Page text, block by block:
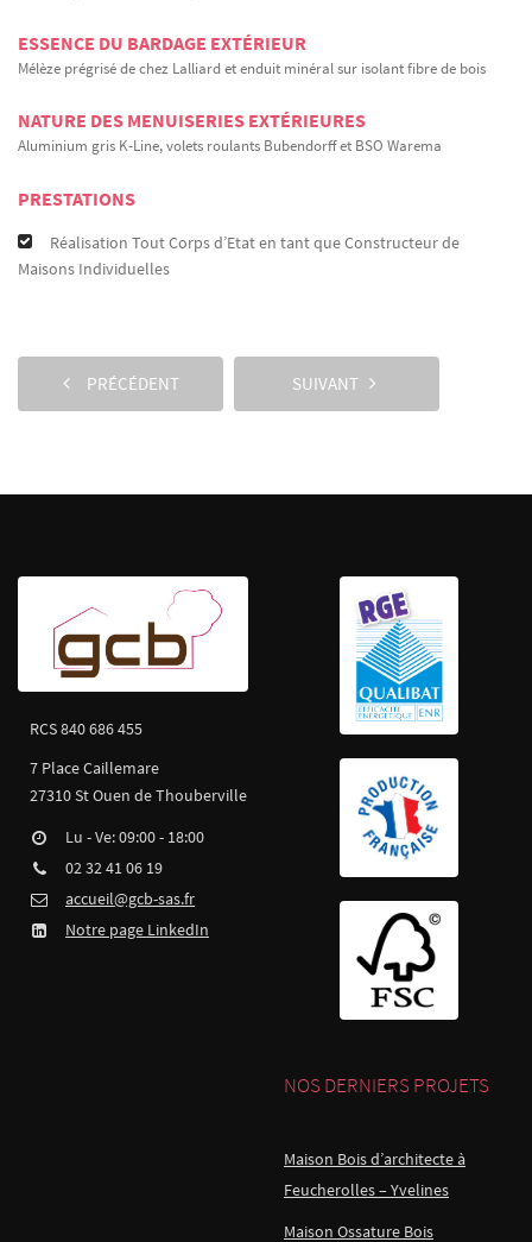
ESSENCE DU BARDAGE EXTÉRIEUR
Mélèze prégrisé de chez Lalliard et enduit minéral sur isolant fibre de bois
NATURE DES MENUISERIES EXTÉRIEURES
Aluminium gris K-Line, volets roulants Bubendorff et BSO Warema
PRESTATIONS
Réalisation Tout Corps d’Etat en tant que Constructeur de
Maisons Individuelles
PRÉCÉDENT SUIVANT
RCS 840 686 455
7 Place Caillemare
27310 St Ouen de Thouberville
Lu - Ve: 09:00 - 18:00
02 32 41 06 19
accueil@gcb-sas.fr
Notre page LinkedIn
NOS DERNIERS PROJETS
Maison Bois d’architecte à
Feucherolles – Yvelines
Maison Ossature Bois